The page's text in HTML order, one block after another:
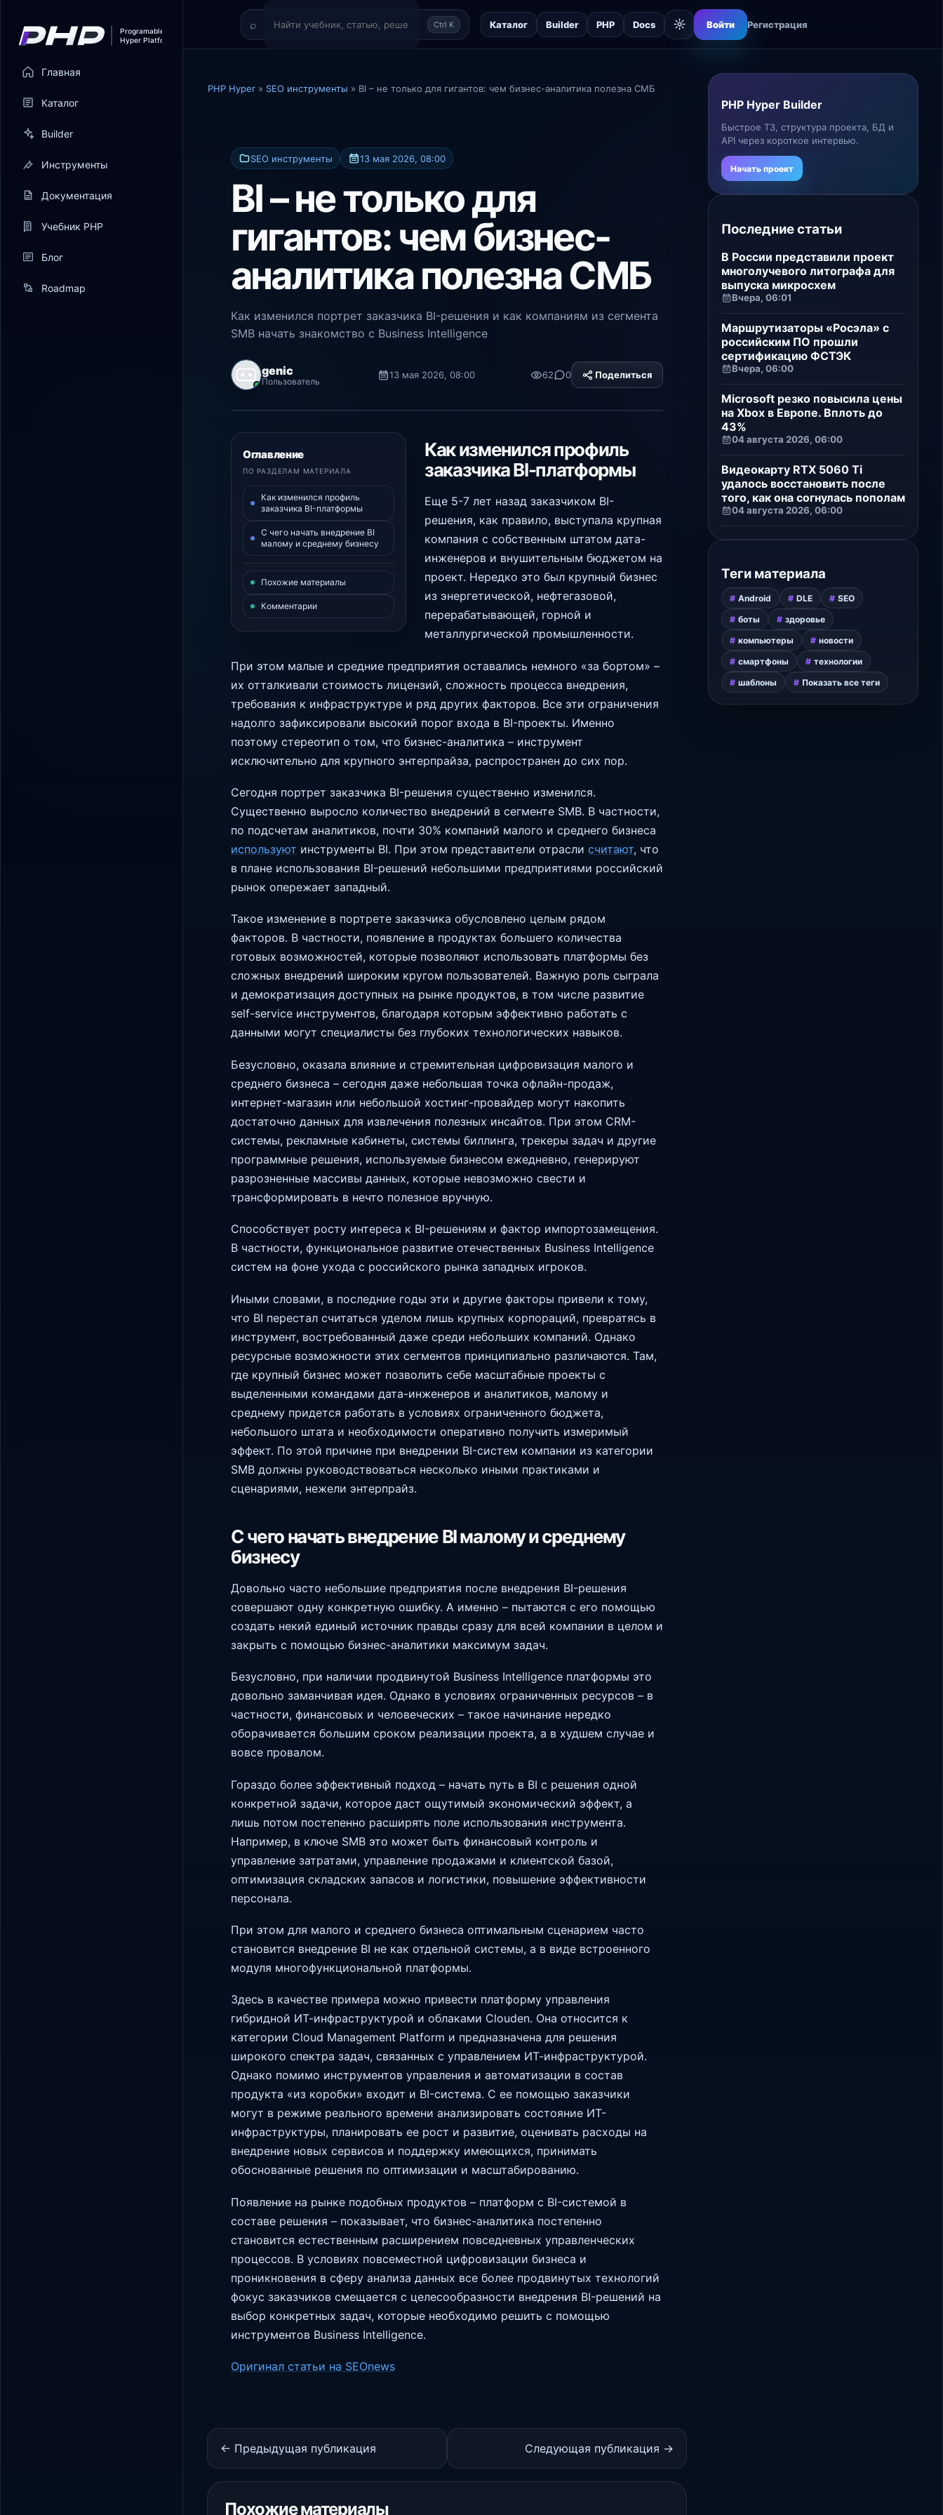
Главная
Каталог
Builder
Инструменты
Документация
Учебник PHP
Блог
Roadmap
Ctrl K Каталог Builder PHP Docs ☼ Войти Регистрация
PHP Hyper » SEO инструменты » BI – не только для гигантов: чем бизнес-аналитика полезна СМБ
SEO инструменты 13 мая 2026, 08:00
BI – не только для
гигантов: чем бизнес-
аналитика полезна СМБ
Как изменился портрет заказчика BI-решения и как компаниям из сегмента
SMB начать знакомство с Business Intelligence
genic
Пользователь
13 мая 2026, 08:00 62 0 Поделиться
PHP HyperPlatform
Оглавление
ПО РАЗДЕЛАМ МАТЕРИАЛА
Как изменился профиль
заказчика BI-платформы
С чего начать внедрение BI
малому и среднему бизнесу
Похожие материалы
Комментарии
Как изменился профиль
заказчика BI-платформы
Еще 5-7 лет назад заказчиком BI-
решения, как правило, выступала крупная
компания с собственным штатом дата-
инженеров и внушительным бюджетом на
проект. Нередко это был крупный бизнес
из энергетической, нефтегазовой,
перерабатывающей, горной и
металлургической промышленности.
При этом малые и средние предприятия оставались немного «за бортом» –
их отталкивали стоимость лицензий, сложность процесса внедрения,
требования к инфраструктуре и ряд других факторов. Все эти ограничения
надолго зафиксировали высокий порог входа в BI-проекты. Именно
поэтому стереотип о том, что бизнес-аналитика – инструмент
исключительно для крупного энтерпрайза, распространен до сих пор.
Сегодня портрет заказчика BI-решения существенно изменился.
Существенно выросло количество внедрений в сегменте SMB. В частности,
по подсчетам аналитиков, почти 30% компаний малого и среднего бизнеса
используют инструменты BI. При этом представители отрасли считают, что
в плане использования BI-решений небольшими предприятиями российский
рынок опережает западный.
Такое изменение в портрете заказчика обусловлено целым рядом
факторов. В частности, появление в продуктах большего количества
готовых возможностей, которые позволяют использовать платформы без
сложных внедрений широким кругом пользователей. Важную роль сыграла
и демократизация доступных на рынке продуктов, в том числе развитие
self-service инструментов, благодаря которым эффективно работать с
данными могут специалисты без глубоких технологических навыков.
Безусловно, оказала влияние и стремительная цифровизация малого и
среднего бизнеса – сегодня даже небольшая точка офлайн-продаж,
интернет-магазин или небольшой хостинг-провайдер могут накопить
достаточно данных для извлечения полезных инсайтов. При этом CRM-
системы, рекламные кабинеты, системы биллинга, трекеры задач и другие
программные решения, используемые бизнесом ежедневно, генерируют
разрозненные массивы данных, которые невозможно свести и
трансформировать в нечто полезное вручную.
Способствует росту интереса к BI-решениям и фактор импортозамещения.
В частности, функциональное развитие отечественных Business Intelligence
систем на фоне ухода с российского рынка западных игроков.
Иными словами, в последние годы эти и другие факторы привели к тому,
что BI перестал считаться уделом лишь крупных корпораций, превратясь в
инструмент, востребованный даже среди небольших компаний. Однако
ресурсные возможности этих сегментов принципиально различаются. Там,
где крупный бизнес может позволить себе масштабные проекты с
выделенными командами дата-инженеров и аналитиков, малому и
среднему придется работать в условиях ограниченного бюджета,
небольшого штата и необходимости оперативно получить измеримый
эффект. По этой причине при внедрении BI-систем компании из категории
SMB должны руководствоваться несколько иными практиками и
сценариями, нежели энтерпрайз.
С чего начать внедрение BI малому и среднему
бизнесу
Довольно часто небольшие предприятия после внедрения BI-решения
совершают одну конкретную ошибку. А именно – пытаются с его помощью
создать некий единый источник правды сразу для всей компании в целом и
закрыть с помощью бизнес-аналитики максимум задач.
Безусловно, при наличии продвинутой Business Intelligence платформы это
довольно заманчивая идея. Однако в условиях ограниченных ресурсов – в
частности, финансовых и человеческих – такое начинание нередко
оборачивается большим сроком реализации проекта, а в худшем случае и
вовсе провалом.
Гораздо более эффективный подход – начать путь в BI с решения одной
конкретной задачи, которое даст ощутимый экономический эффект, а
лишь потом постепенно расширять поле использования инструмента.
Например, в ключе SMB это может быть финансовый контроль и
управление затратами, управление продажами и клиентской базой,
оптимизация складских запасов и логистики, повышение эффективности
персонала.
При этом для малого и среднего бизнеса оптимальным сценарием часто
становится внедрение BI не как отдельной системы, а в виде встроенного
модуля многофункциональной платформы.
Здесь в качестве примера можно привести платформу управления
гибридной ИТ-инфраструктурой и облаками Clouden. Она относится к
категории Cloud Management Platform и предназначена для решения
широкого спектра задач, связанных с управлением ИТ-инфраструктурой.
Однако помимо инструментов управления и автоматизации в состав
продукта «из коробки» входит и BI-система. С ее помощью заказчики
могут в режиме реального времени анализировать состояние ИТ-
инфраструктуры, планировать ее рост и развитие, оценивать расходы на
внедрение новых сервисов и поддержку имеющихся, принимать
обоснованные решения по оптимизации и масштабированию.
Появление на рынке подобных продуктов – платформ с BI-системой в
составе решения – показывает, что бизнес-аналитика постепенно
становится естественным расширением повседневных управленческих
процессов. В условиях повсеместной цифровизации бизнеса и
проникновения в сферу анализа данных все более продвинутых технологий
фокус заказчиков смещается с целесообразности внедрения BI-решений на
выбор конкретных задач, которые необходимо решить с помощью
инструментов Business Intelligence.
Оригинал статьи на SEOnews
← Предыдущая публикация Следующая публикация →
Похожие материалы
PHP Hyper Builder
Быстрое ТЗ, структура проекта, БД и
API через короткое интервью.
Начать проект
Последние статьи
В России представили проект
многолучевого литографа для
выпуска микросхем
Вчера, 06:01
Маршрутизаторы «Росэла» с
российским ПО прошли
сертификацию ФСТЭК
Вчера, 06:00
Microsoft резко повысила цены
на Xbox в Европе. Вплоть до
43%
04 августа 2026, 06:00
Видеокарту RTX 5060 Ti
удалось восстановить после
того, как она согнулась пополам
04 августа 2026, 06:00
Теги материала
Android DLE
SEO
боты
здоровье
компьютеры
новости
смартфоны
технологии
шаблоны
Показать все теги